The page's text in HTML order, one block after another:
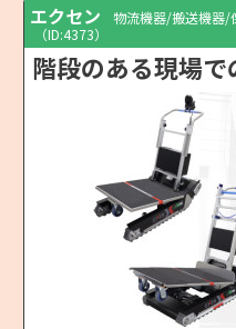
エクセン
物流機器/搬送機器/
（ID:4373）
階段のある現場